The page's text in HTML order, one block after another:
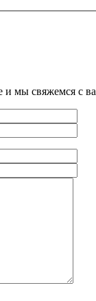
и мы свяжемся с